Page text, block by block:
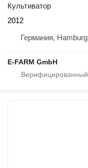
Культиватор
2012
Германия, Hamburg
E-FARM GmbH